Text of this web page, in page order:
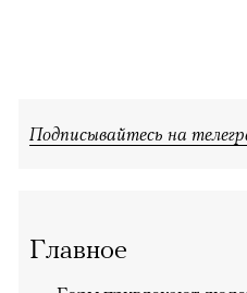
Подписывайтесь на
Главное